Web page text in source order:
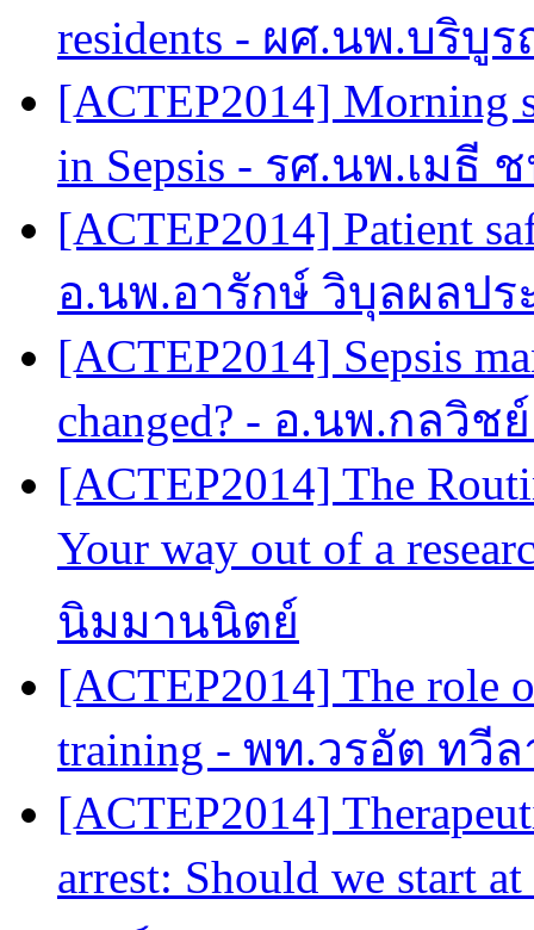
residents - ผศ.นพ.บริบู
[ACTEP2014] Morning
in Sepsis - รศ.นพ.เมธี
[ACTEP2014] Patient
อ.นพ.อารักษ์ วิบุลผลปร
[ACTEP2014] Sepsis
changed? - อ.นพ.กลวิช
[ACTEP2014] The
Your way out of a
นิมมานนิตย์
[ACTEP2014] The role
training - พท.วรอัต ทวี
[ACTEP2014]
arrest: Should we start